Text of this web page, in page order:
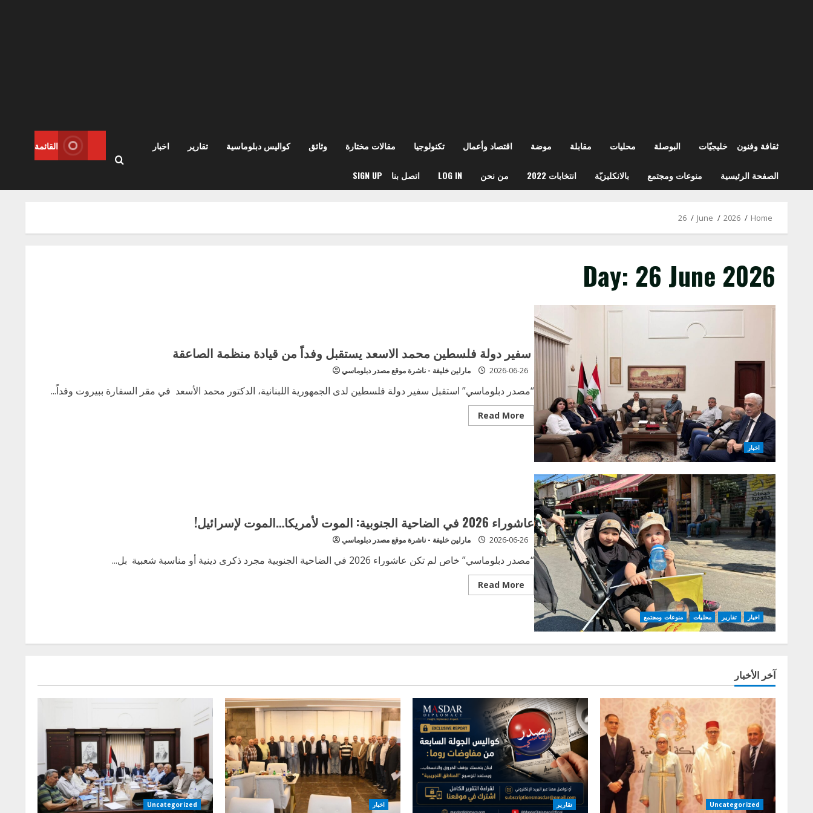
ثقافة وفنون خليجيّات البوصلة محليات مقابلة موضة اقتصاد وأعمال تكنولوجيا مقالات مختارة وثائق كواليس دبلوماسية تقارير اخبار
الصفحة الرئيسية منوعات ومجتمع بالانكليزيّة انتخابات 2022 من نحن LOG IN اتصل بنا SIGN UP
القائمة
Home
2026
June
26
Day: 26 June 2026
اخبار
سفير دولة فلسطين محمد الاسعد يستقبل وفداً من قيادة منظمة الصاعقة
مارلين خليفة - ناشرة موقع مصدر دبلوماسي 2026-06-26
“مصدر دبلوماسي” استقبل سفير دولة فلسطين لدى الجمهورية اللبنانية، الدكتور محمد الأسعد في مقر السفارة ببيروت وفداً...
Read More
more
منظمة
الصاعقة
اخبار تقارير محليات منوعات ومجتمع
عاشوراء 2026 في الضاحية الجنوبية: الموت لأمريكا…الموت لإسرائيل!
مارلين خليفة - ناشرة موقع مصدر دبلوماسي 2026-06-26
“مصدر دبلوماسي” خاص لم تكن عاشوراء 2026 في الضاحية الجنوبية مجرد ذكرى دينية أو مناسبة شعبية بل...
Read More
more
الجنوبية:
آخر الأخبار
Uncategorized اخبار تقارير Uncategorized